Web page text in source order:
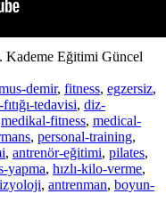
Kademe Eğitimi Güncel
demir, fitness, egzersiz,
tedavisi, diz-
medikal-fitness, medical-
, personal-training,
, antrenör-eğitimi, pilates,
yapma, hızlı-kilo-verme,
, antrenman, boyun-